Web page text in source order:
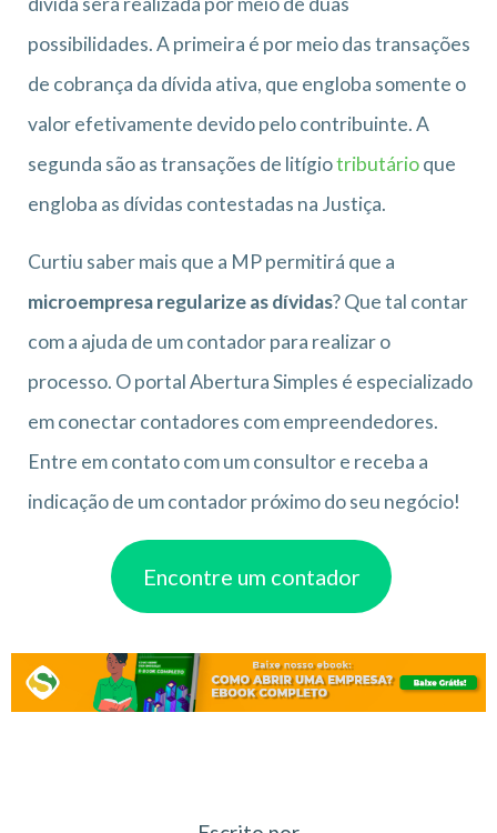
possibilidades. A primeira é por meio das transações
de cobrança da dívida ativa, que engloba somente o
valor efetivamente devido pelo contribuinte. A
segunda são as transações de litígiotributárioque
engloba as dívidas contestadas na Justiça.
Curtiu saber mais que a MP permitirá que a
microempresa regularize as dívidas? Que tal contar
com a ajuda de um contador para realizar o
processo. O portal Abertura Simples é especializado
em conectar contadores com empreendedores.
Entre em contato com um consultor e receba a
indicação de um contador próximo do seu negócio!
Encontre um contador